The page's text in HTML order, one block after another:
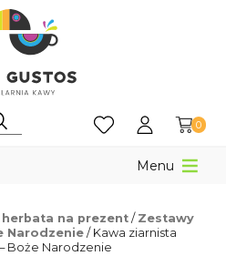
0
Menu
herbata na prezent / Zestawy
Narodzenie / Kawa ziarnista
– Boże Narodzenie